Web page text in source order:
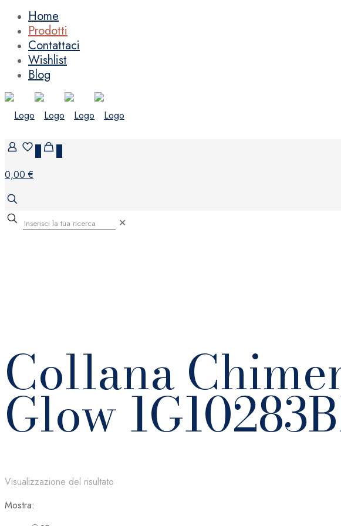
Home
Prodotti
Contattaci
Wishlist
Blog
0,00 €
✕
Collana
Glow
Visualizzazione del risultato
Mostra: